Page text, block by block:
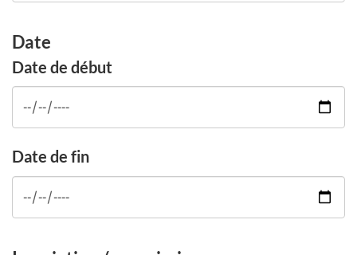
Date
Date de début
Date de fin